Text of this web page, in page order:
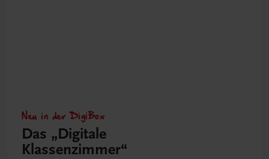
Neu in der DigiBox
Das „Digitale
Klassenzimmer“